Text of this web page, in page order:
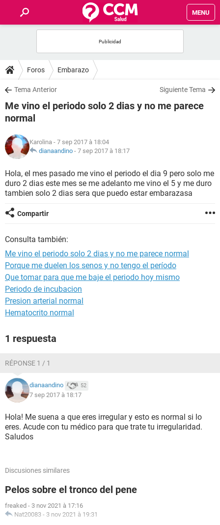
MENU
FORUMS
SALUD
NUTRICIÓN
SEXUALIDAD
GLOSARIO
Foros Embarazo
Tema Anterior Siguiente Tema
Me vino el periodo solo 2 dias y no me parece
normal
Karolina - 7 sep 2017 à 18:04
dianaandino - 7 sep 2017 à 18:17
Hola, el mes pasado me vino el periodo el dia 9 pero solo me
duro 2 dias este mes se me adelanto me vino el 5 y me duro
tambien solo 2 dias sera que puedo estar embarazasa
Compartir
Consulta también:
Me vino el periodo solo 2 dias y no me parece normal
Porque me duelen los senos y no tengo el período
Que tomar para que me baje el periodo hoy mismo
Periodo de incubacion
Presion arterial normal
Hematocrito normal
1 respuesta
RÉPONSE 1 / 1
dianaandino 52
7 sep 2017 à 18:17
Hola! Me suena a que eres irregular y esto es normal si lo
eres. Acude con tu médico para que trate tu irregularidad.
Saludos
Discusiones similares
Pelos sobre el tronco del pene
freaked - 3 nov 2021 à 17:16
Nat20083 - 3 nov 2021 à 19:31